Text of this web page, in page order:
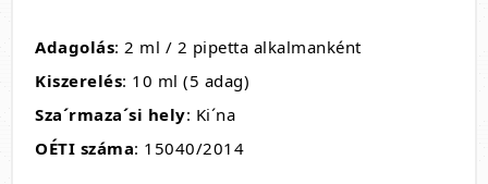
Adagolás: 2 ml / 2 pipetta alkalmanként
Kiszerelés: 10 ml (5 adag)
Sza´rmaza´si hely: Ki´na
OÉTI száma: 15040/2014